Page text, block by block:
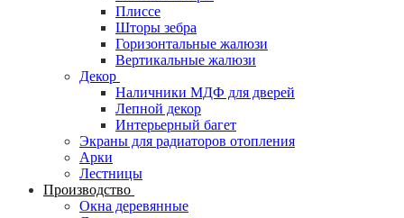
Плиссе
Шторы зебра
Горизонтальные жалюзи
Вертикальные жалюзи
Декор
Наличники МДФ для дверей
Лепной декор
Интерьерный багет
Экраны для радиаторов отопления
Арки
Лестницы
Производство
Окна деревянные